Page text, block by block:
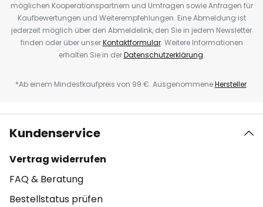
möglichen Kooperationspartnern und Umfragen sowie Anfragen für
Kaufbewertungen und Weiterempfehlungen. Eine Abmeldung ist
jederzeit möglich über den Abmeldelink, den Sie in jedem Newsletter
finden oder über unserKontaktformular. Weitere Informationen
erhalten Sie in derDatenschutzerklärung.
*Ab einem Mindestkaufpreis von 99 €. AusgenommeneHersteller.
Kundenservice
Vertrag widerrufen
FAQ & Beratung
Bestellstatus prüfen